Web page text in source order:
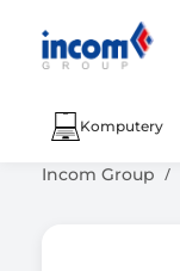
Komputery
Incom Group